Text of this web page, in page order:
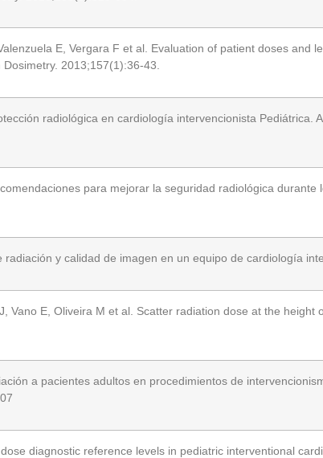
E, Vergara F et al. Evaluation of patient doses and
2013;157(1):36-43.
radiológica en cardiología intervencionista Pediátrica.
para mejorar la seguridad radiológica
y calidad de imagen en un equipo de cardiología
Vano E, Oliveira M et al. Scatter radiation dose at the height
a pacientes adultos en procedimientos de
diagnostic reference levels in pediatric interventional